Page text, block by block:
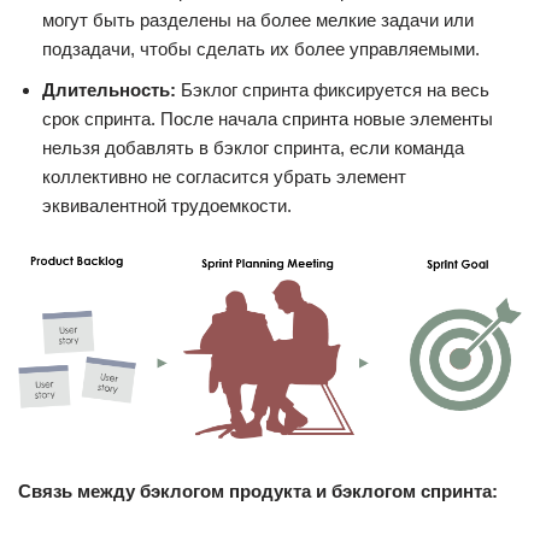
могут быть разделены на более мелкие задачи или
подзадачи, чтобы сделать их более управляемыми.
Длительность: Бэклог спринта фиксируется на весь
срок спринта. После начала спринта новые элементы
нельзя добавлять в бэклог спринта, если команда
коллективно не согласится убрать элемент
эквивалентной трудоемкости.
Связь между бэклогом продукта и бэклогом спринта: